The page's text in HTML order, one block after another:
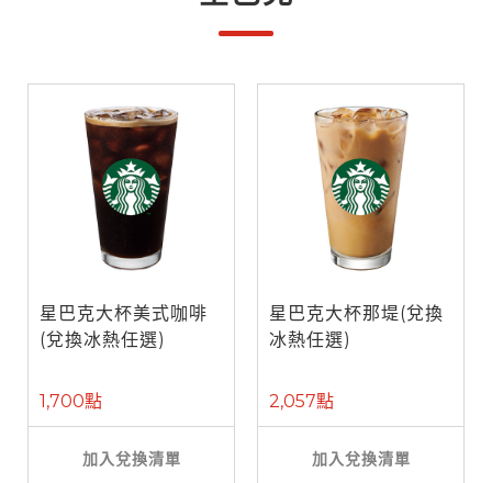
星巴克大杯美式咖啡
(兌換冰熱任選)
1,700點
加入兌換清單
星巴克大杯那堤(兌換
冰熱任選)
2,057點
加入兌換清單